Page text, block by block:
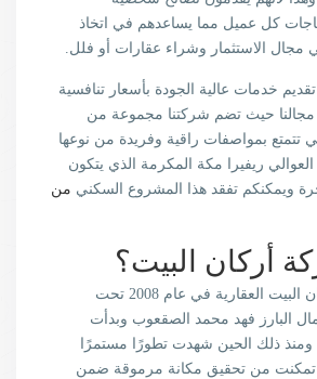
كل عميل مما يساعدهم في اتخاذ
مجال الاستثمار وشراء عقارات أو فلل.
خدمات عالية الجودة بأسعار تنافسية
مجالنا حيث تضم شركتنا مجموعة من
تتمتع بمواصفات راقية وفريدة من نوعها
ريفيرا مكة المكرمة الذي يتكون
ويمكنكم تفقد هذا المشروع السكني من
أركان البيت؟
تأسست شركة أركان البيت العقارية في عام 2008 تحت
البارز فهد محمد الصقعوب وبدأت
ومنذ ذلك الحين شهدت تطورًا مستمرًا
تمكنت من تحقيق مكانة مرموقة ضمن